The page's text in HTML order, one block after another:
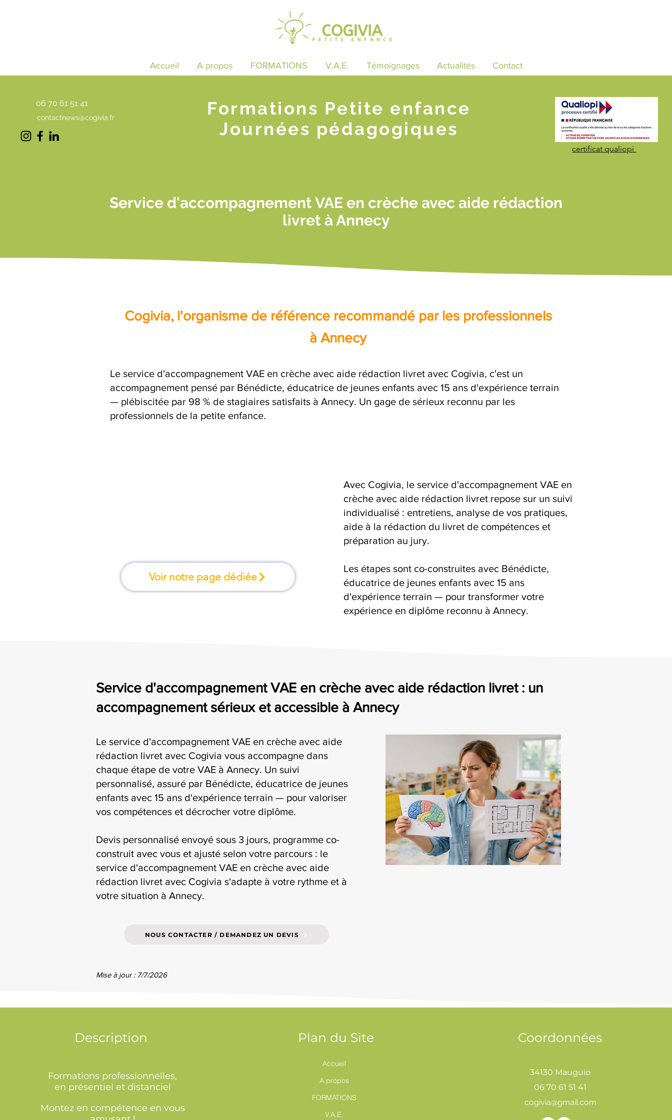
Accueil A propos FORMATIONS V.A.E. Témoignages Actualités Contact
06 70 61 51 41
contactnews@cogivia.fr
Formations Petite enfance
Journées pédagogiques
certificat qualiopi
Service d'accompagnement VAE en crèche avec aide rédaction
livret à Annecy
Cogivia, l'organisme de référence recommandé par les professionnels
à Annecy
Le service d'accompagnement VAE en crèche avec aide rédaction livret avec Cogivia, c'est un
accompagnement pensé par Bénédicte, éducatrice de jeunes enfants avec 15 ans d'expérience terrain
— plébiscitée par 98 % de stagiaires satisfaits à Annecy. Un gage de sérieux reconnu par les
professionnels de la petite enfance.
Voir notre page dédiée
Avec Cogivia, le service d'accompagnement VAE en
crèche avec aide rédaction livret repose sur un suivi
individualisé : entretiens, analyse de vos pratiques,
aide à la rédaction du livret de compétences et
préparation au jury.
Les étapes sont co-construites avec Bénédicte,
éducatrice de jeunes enfants avec 15 ans
d'expérience terrain — pour transformer votre
expérience en diplôme reconnu à Annecy.
Service d'accompagnement VAE en crèche avec aide rédaction livret : un
accompagnement sérieux et accessible à Annecy
Le service d'accompagnement VAE en crèche avec aide
rédaction livret avec Cogivia vous accompagne dans
chaque étape de votre VAE à Annecy. Un suivi
personnalisé, assuré par Bénédicte, éducatrice de jeunes
enfants avec 15 ans d'expérience terrain — pour valoriser
vos compétences et décrocher votre diplôme.
Devis personnalisé envoyé sous 3 jours, programme co-
construit avec vous et ajusté selon votre parcours : le
service d'accompagnement VAE en crèche avec aide
rédaction livret avec Cogivia s'adapte à votre rythme et à
votre situation à Annecy.
NOUS CONTACTER / DEMANDEZ UN DEVIS
Mise à jour : 7/7/2026
Description
Formations professionnelles,
en présentiel et distanciel
Montez en compétence en vous
Plan du Site
Accueil
A propos
FORMATIONS
V.A.E.
Coordonnées
34130 Mauguio
06 70 61 51 41
cogivia@gmail.com